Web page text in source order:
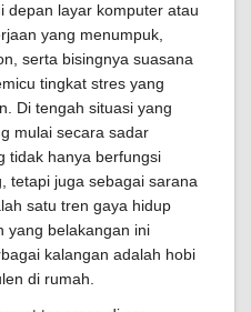
depan layar komputer atau
yang menumpuk,
serta bisingnya suasana
tingkat stres yang
Di tengah situasi yang
mulai secara sadar
tidak hanya berfungsi
tetapi juga sebagai sarana
satu tren gaya hidup
yang belakangan ini
kalangan adalah hobi
di rumah.